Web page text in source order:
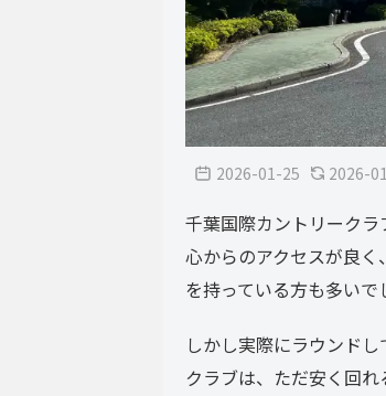
2026-01-25 2026-
千葉国際カントリーク
心からのアクセスが良
を持っている方も多いで
しかし実際にラウンド
クラブは、ただ安く回